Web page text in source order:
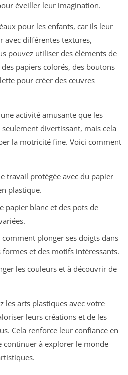
éveiller leur imagination.
pour les enfants, car ils leur
avec différentes textures,
pouvez utiliser des éléments de
papiers colorés, des boutons
pour créer des œuvres
activité amusante que les
seulement divertissant, mais cela
la motricité fine. Voici comment
travail protégée avec du papier
plastique.
papier blanc et des pots de
plonger ses doigts dans
formes et des motifs intéressants.
les couleurs et à découvrir de
les arts plastiques avec votre
leurs créations et de les
Cela renforce leur confiance en
continuer à explorer le monde